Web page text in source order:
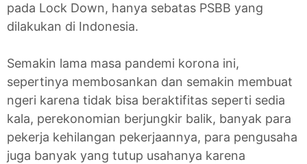
pada Lock Down, hanya sebatas PSBB yang
dilakukan di Indonesia.
Semakin lama masa pandemi korona ini,
sepertinya membosankan dan semakin membuat
ngeri karena tidak bisa beraktifitas seperti sedia
kala, perekonomian berjungkir balik, banyak para
pekerja kehilangan pekerjaannya, para pengusaha
juga banyak yang tutup usahanya karena